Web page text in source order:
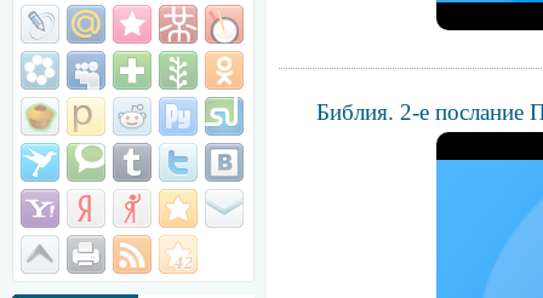
Библия. 2-е послание